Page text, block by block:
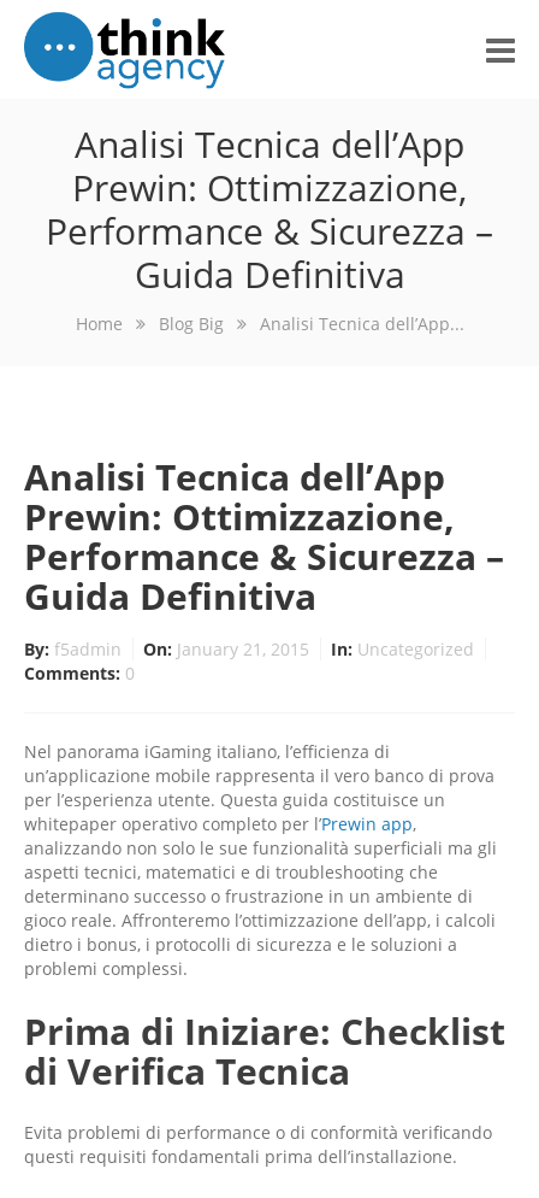
About Us
Portfolio
Analisi Tecnica dell’App
Prewin: Ottimizzazione,
Performance & Sicurezza –
Guida Definitiva
Home Blog Big Analisi Tecnica dell’App...
Analisi Tecnica dell’App
Prewin: Ottimizzazione,
Performance & Sicurezza –
Guida Definitiva
By: f5admin On: January 21, 2015 In: Uncategorized
Comments: 0
Nel panorama iGaming italiano, l’efficienza di
un’applicazione mobile rappresenta il vero banco di prova
per l’esperienza utente. Questa guida costituisce un
whitepaper operativo completo per l’Prewin app,
analizzando non solo le sue funzionalità superficiali ma gli
aspetti tecnici, matematici e di troubleshooting che
determinano successo o frustrazione in un ambiente di
gioco reale. Affronteremo l’ottimizzazione dell’app, i calcoli
dietro i bonus, i protocolli di sicurezza e le soluzioni a
problemi complessi.
Prima di Iniziare: Checklist
di Verifica Tecnica
Evita problemi di performance o di conformità verificando
questi requisiti fondamentali prima dell’installazione.